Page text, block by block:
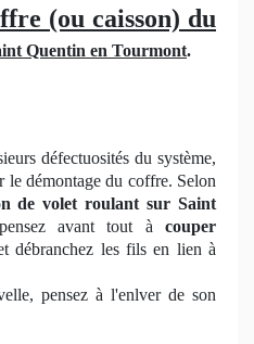
(ou caisson) du
Quentin en Tourmont.
défectuosités du système,
le démontage du coffre. Selon
de volet roulant sur Saint
avant tout àcouper
débranchez les fils en lien à
pensez à l'enlver de son